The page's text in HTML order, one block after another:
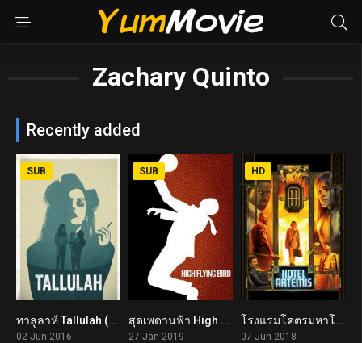
Zachary Quinto
Recently added
6.7
SUB
ทาลูลาห์ Tallulah (2016)
02 Jun 2016
6.2
SUB
สุดเพดานฟ้า High Flying Bird (2019)
27 Jan 2019
6.1
HD
โรงแรมโคตรมหาโจร Hotel Artemis (2018)
07 Jun 2018